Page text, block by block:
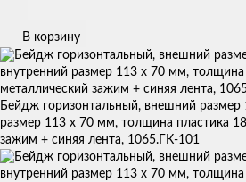
В корзину
Бейдж горизонтальный, внешний размер
размер 113 х 70 мм, толщина пластика
зажим + синяя лента, 1065.ГК-101